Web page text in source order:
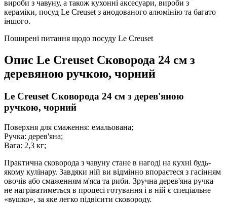
вироби з чавуну, а також кухонні аксесуари, вироби з
кераміки, посуд Le Creuset з анодованого алюмінію та багато
іншого.
Поширені питання щодо посуду Le Creuset
Опис Le Creuset Сковорода 24 см з
деревяною ручкою, чорний
Le Creuset Сковорода 24 см з дерев'яною
ручкою, чорний
Поверхня для смаження: емальована;
Ручка: дерев'яна;
Вага: 2,3 кг;
Практична сковорода з чавуну стане в нагоді на кухні будь-
якому кулінару. Завдяки ній ви відмінно впораєтеся з гасінням
овочів або смаженням м'яса та риби. Зручна дерев'яна ручка
не нагріватиметься в процесі готування і в ній є спеціальне
«вушко», за яке легко підвісити сковороду.